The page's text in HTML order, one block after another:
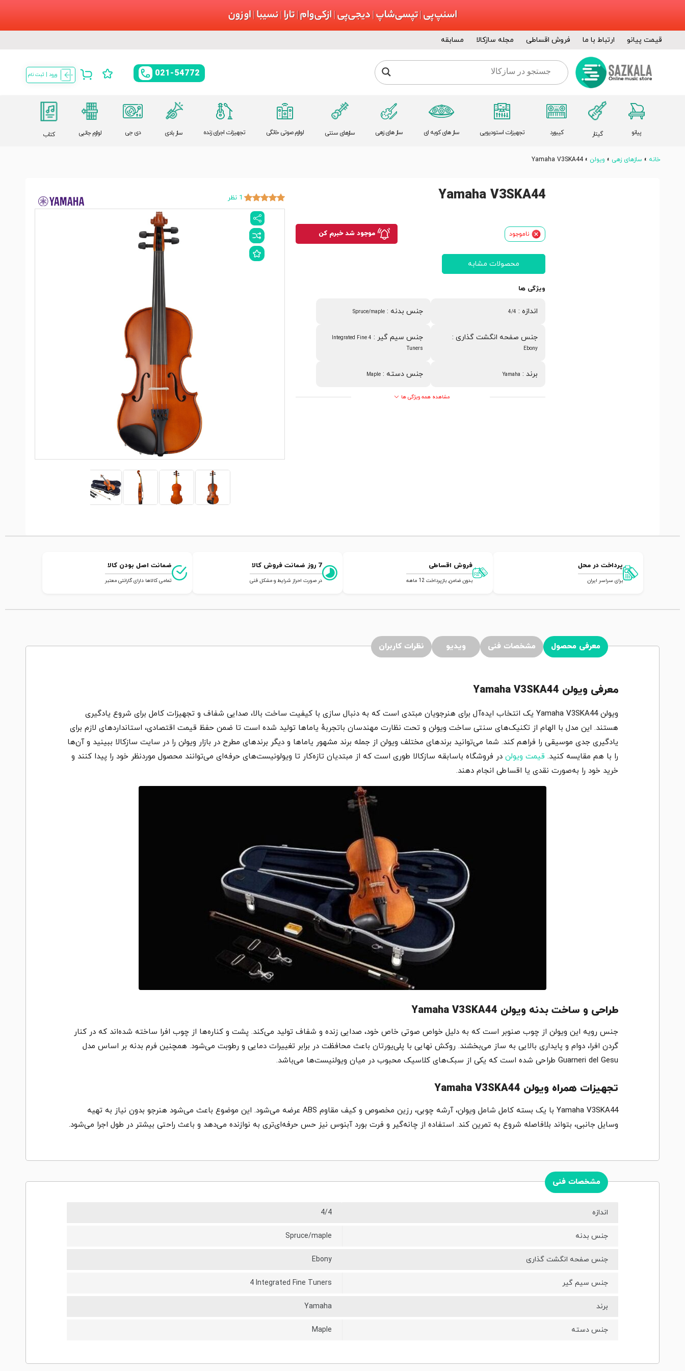
قیمت پیانو ارتباط با ما فروش اقساطی مجله سازکالا مسابقه
ورود | ثبت نام 021-54772
پیانو گیتار کیبورد تجهیزات استودیویی ساز های کوبه ای ساز های زهی سازهای سنتی لوازم صوتی خانگی تجهیزات اجرای زنده ساز بادی دی جی لوازم جانبی کتاب
خانه » سازهای زهی » ویولن »
Yamaha V3SKA44
Yamaha V3SKA44
موجود شد خبرم کن ناموجود
محصولات مشابه
ویژگی ها
اندازه:
4/4 جنس بدنه :
Spruce/maple
جنس صفحه انگشت گذاری:
Ebony
جنس سیم گیر :
4 Integrated Fine
Tuners
برند:
Yamaha جنس دسته :
Maple
مشاهده همه ویژگی ها
1 نظر
پرداخت در محل
برای سراسر ایران
فروش اقساطی
بدون ضامن, بازپرداخت 12 ماهه
7 روز ضمانت فروش کالا
در صورت احراز شرایط و مشکل فنی
ضمانت اصل بودن کالا
تمامی کالاها دارای گارانتی معتبر
معرفی محصول مشخصات فنی ویدیو نظرات کاربران
معرفی ویولن Yamaha V3SKA44
ویولن Yamaha V3SKA44 یک انتخاب ایده‌آل برای هنرجویان مبتدی است که به دنبال سازی با کیفیت ساخت بالا، صدایی شفاف و تجهیزات کامل برای شروع یادگیری
هستند. این مدل با الهام از تکنیک‌های سنتی ساخت ویولن و تحت نظارت مهندسان باتجربهٔ یاماها تولید شده است تا ضمن حفظ قیمت اقتصادی، استانداردهای لازم برای
یادگیری جدی موسیقی را فراهم کند. شما می‌توانید برندهای مختلف ویولن از جمله برند مشهور یاماها و دیگر برندهای مطرح در بازار ویولن را در سایت سازکالا ببینید و آن‌ها
را با هم مقایسه کنید. قیمت ویولندر فروشگاه باسابقه سازکالا طوری است که از مبتدیان تازه‌کار تا ویولونیست‌های حرفه‌ای می‌توانند محصول موردنظر خود را پیدا کنند و
خرید خود را به‌صورت نقدی یا اقساطی انجام دهند.
طراحی و ساخت بدنه ویولن Yamaha V3SKA44
جنس رویه این ویولن از چوب صنوبر است که به دلیل خواص صوتی خاص خود، صدایی زنده و شفاف تولید می‌کند. پشت و کناره‌ها از چوب افرا ساخته شده‌اند که در کنار
گردن افرا، دوام و پایداری بالایی به ساز می‌بخشند. روکش نهایی با پلی‌یورتان باعث محافظت در برابر تغییرات دمایی و رطوبت می‌شود. همچنین فرم بدنه بر اساس مدل
Guarneri del Gesu طراحی شده است که یکی از سبک‌های کلاسیک محبوب در میان ویولنیست‌ها می‌باشد.
تجهیزات همراه ویولن Yamaha V3SKA44
Yamaha V3SKA44 با یک بسته کامل شامل ویولن، آرشه چوبی، رزین مخصوص و کیف مقاوم ABS عرضه می‌شود. این موضوع باعث می‌شود هنرجو بدون نیاز به تهیه
وسایل جانبی، بتواند بلافاصله شروع به تمرین کند. استفاده از چانه‌گیر و فرت بورد آبنوس نیز حس حرفه‌ای‌تری به نوازنده می‌دهد و باعث راحتی بیشتر در طول اجرا می‌شود.
مشخصات فنی
اندازه 4/4
جنس بدنه Spruce/maple
جنس صفحه انگشت گذاری Ebony
جنس سیم گیر 4 Integrated Fine Tuners
برند Yamaha
جنس دسته Maple